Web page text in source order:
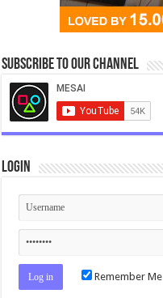
Subscribe to our Channel
Login
Remember Me